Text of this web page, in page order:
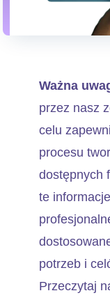
Ważna
przez nasz
celu
procesu
dostępnych
te
potrzeb i
Przeczytaj